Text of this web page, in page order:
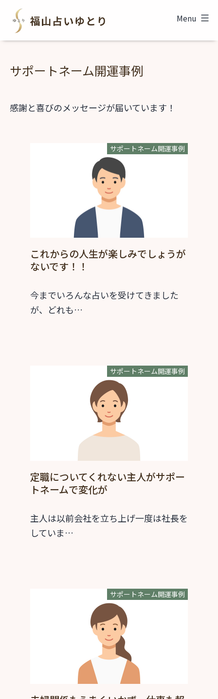
テ
Menu
サポートネーム開運事例
感謝と喜びのメッセージが届いています！
サポートネーム開運事例
これからの人生が楽しみでしょうが
ないです！！
今までいろんな占いを受けてきました
が、どれも…
サポートネーム開運事例
定職についてくれない主人がサポー
トネームで変化が
主人は以前会社を立ち上げ一度は社長を
していま…
サポートネーム開運事例